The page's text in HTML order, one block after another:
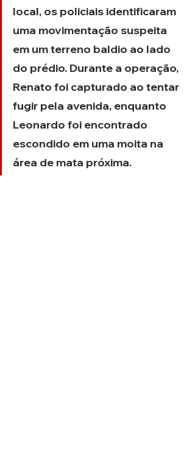
local, os policiais identificaram
uma movimentação suspeita
em um terreno baldio ao lado
do prédio. Durante a operação,
Renato foi capturado ao tentar
fugir pela avenida, enquanto
Leonardo foi encontrado
escondido em uma moita na
área de mata próxima.